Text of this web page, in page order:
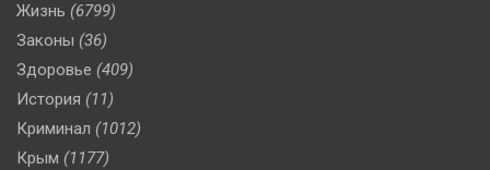
Жизнь (6799)
Законы (36)
Здоровье (409)
История (11)
Криминал (1012)
Крым (1177)